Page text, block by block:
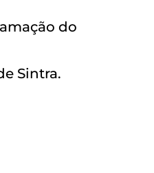
do
Sintra.